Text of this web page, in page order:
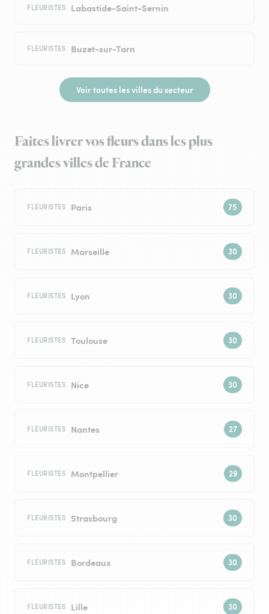
FLEURISTES Labastide-Saint-Sernin
FLEURISTES Buzet-sur-Tarn
Voir toutes les villes du secteur
Faites livrer vos fleurs dans les plus
grandes villes de France
FLEURISTES Paris
FLEURISTES Marseille
FLEURISTES Lyon
FLEURISTES Toulouse
FLEURISTES Nice
FLEURISTES Nantes
FLEURISTES Montpellier
FLEURISTES Strasbourg
FLEURISTES Bordeaux
FLEURISTES Lille